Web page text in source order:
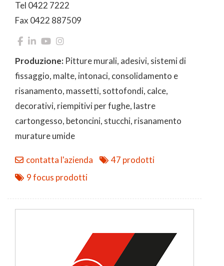
Tel 0422 7222
Fax 0422 887509
Produzione: Pitture murali, adesivi, sistemi di
fissaggio, malte, intonaci, consolidamento e
risanamento, massetti, sottofondi, calce,
decorativi, riempitivi per fughe, lastre
cartongesso, betoncini, stucchi, risanamento
murature umide
contatta l'azienda
47 prodotti
9 focus prodotti